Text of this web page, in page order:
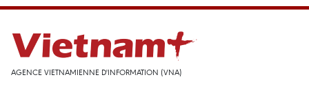
AGENCE VIETNAMIENNE D'INFORMATION (VNA)